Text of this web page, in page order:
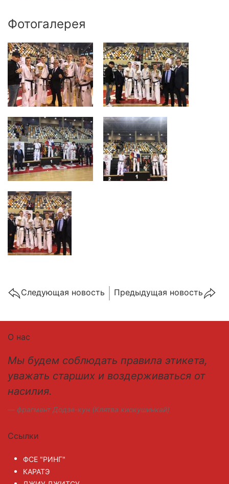
Фотогалерея
Cледующая новость Предыдущая новость
О нас
Мы будем соблюдать правила этикета,
уважать старших и воздерживаться от
насилия.
фрагмент Додзе-кун (Клятва киокушинкай)
Ссылки
ФСЕ "РИНГ"
КАРАТЭ